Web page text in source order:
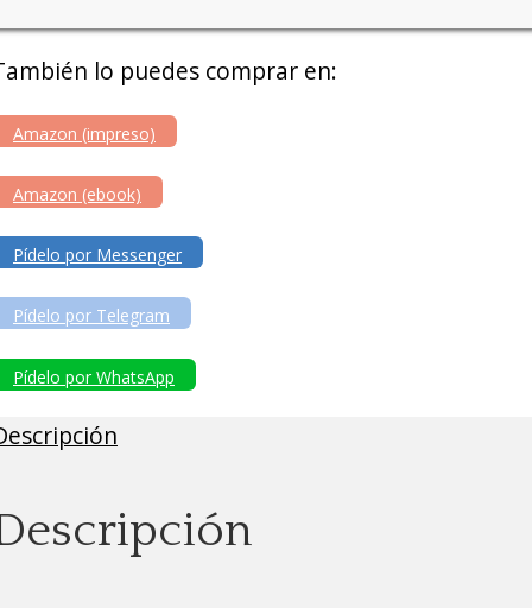
lo puedes comprar en:
Amazon (impreso)
Amazon (ebook)
Pídelo por Messenger
Pídelo por Telegram
Pídelo por WhatsApp